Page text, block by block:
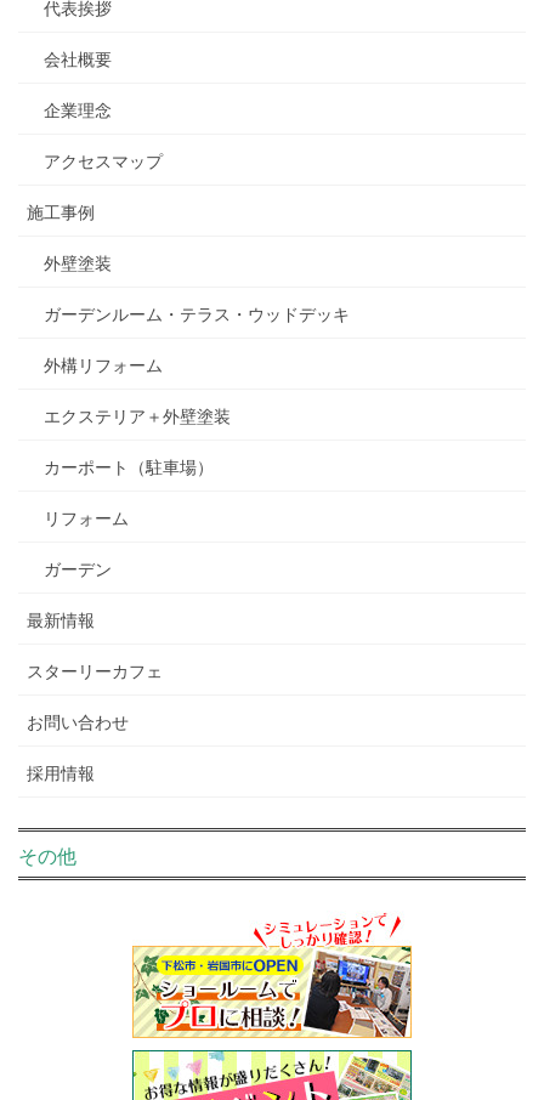
代表挨拶
会社概要
企業理念
アクセスマップ
施工事例
外壁塗装
ガーデンルーム・テラス・ウッドデッキ
外構リフォーム
エクステリア＋外壁塗装
カーポート（駐車場）
リフォーム
ガーデン
最新情報
スターリーカフェ
お問い合わせ
採用情報
その他